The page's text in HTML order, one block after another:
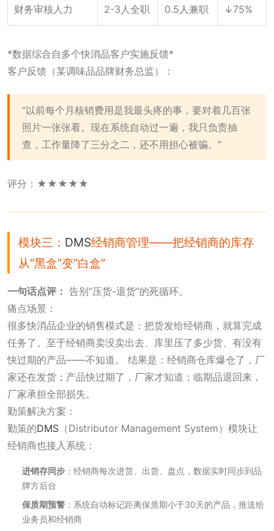
财务审核人力 2-3人全职 0.5人兼职 ↓75%
*数据综合自多个快消品客户实施反馈*
客户反馈（某调味品品牌财务总监）：
“以前每个月核销费用是我最头疼的事，要对着几百张
照片一张张看。现在系统自动过一遍，我只负责抽
查，工作量降了三分之二，还不用担心被骗。”
评分：★★★★★
模块三： DMS经销商管理——把经销商的库存
从“黑盒”变“白盒”
一句话点评： 告别“压货-退货”的死循环。
痛点场景：
很多快消品企业的销售模式是：把货发给经销商，就算完成
任务了。至于经销商卖没卖出去、库里压了多少货、有没有
快过期的产品——不知道。 结果是：经销商仓库爆仓了，厂
家还在发货；产品快过期了，厂家才知道；临期品退回来，
厂家承担全部损失。
勤策解决方案：
勤策的DMS （Distributor Management System）模块让
经销商也接入系统：
进销存同步 ：经销商每次进货、出货、盘点，数据实时同步到品
牌方后台
保质期预警 ：系统自动标记距离保质期小于30天的产品，推送给
业务员和经销商